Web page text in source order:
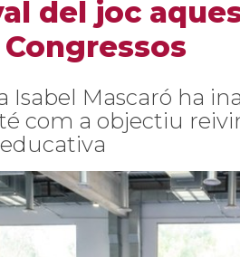
del joc
Isabel Mascaró ha
com a objectiu